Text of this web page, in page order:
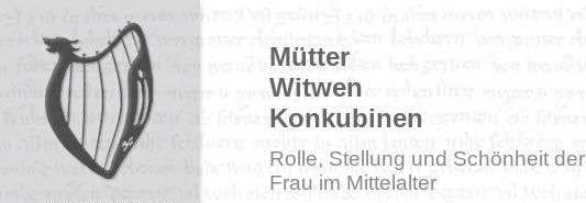
Mütter
Witwen
Konkubinen
Rolle, Stellung und Schönheit der
Frau im Mittelalter